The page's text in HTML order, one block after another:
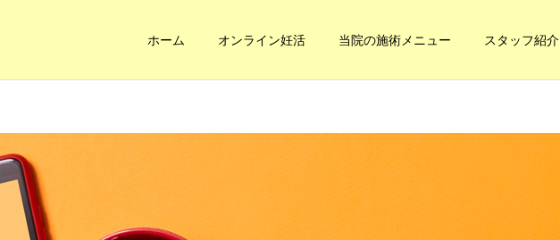
ホーム オンライン妊活 当院の施術メニュー スタッフ紹介